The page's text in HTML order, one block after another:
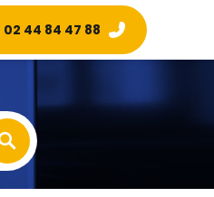
02 44 84 47 88